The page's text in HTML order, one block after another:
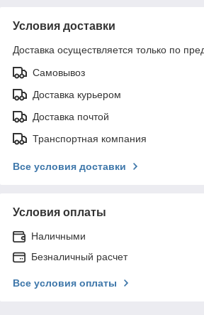
Условия доставки
Доставка осуществляется только по
Самовывоз
Доставка курьером
Доставка почтой
Транспортная компания
Все условия доставки
Условия оплаты
Наличными
Безналичный расчет
Все условия оплаты